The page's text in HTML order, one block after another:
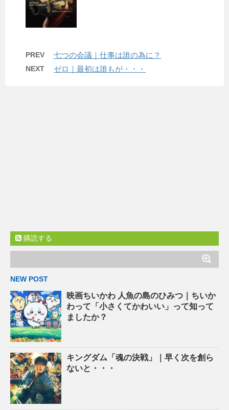
PREV 七つの会議｜仕事は誰の為に？
NEXT ゼロ｜最初は誰もが・・・
購読する
NEW POST
映画ちいかわ 人魚の島のひみつ｜ちいか
わって「小さくてかわいい」って知って
ましたか？
キングダム「魂の決戦」｜早く次を創ら
ないと・・・